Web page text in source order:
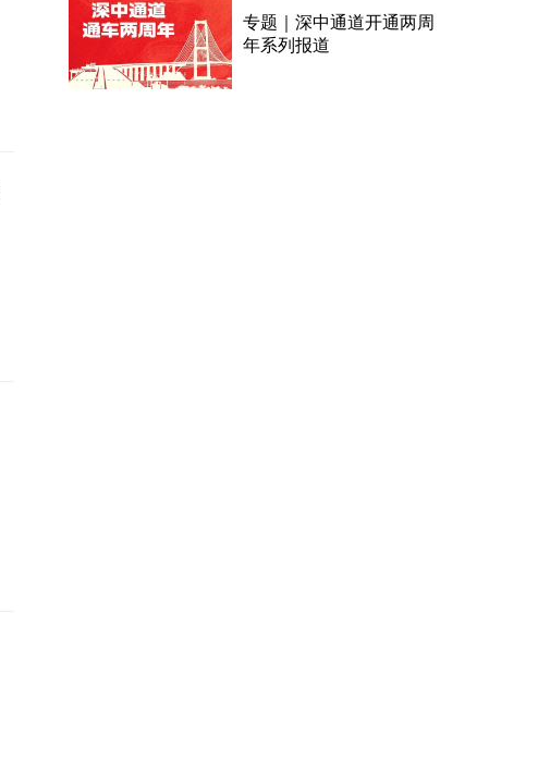
专题｜深中通道开通两周
年系列报道